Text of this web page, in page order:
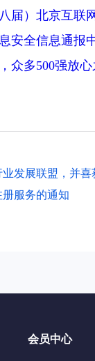
届）北京互联
安全信息通报
众多500强放
发展联盟，并
服务的通知
会员中心